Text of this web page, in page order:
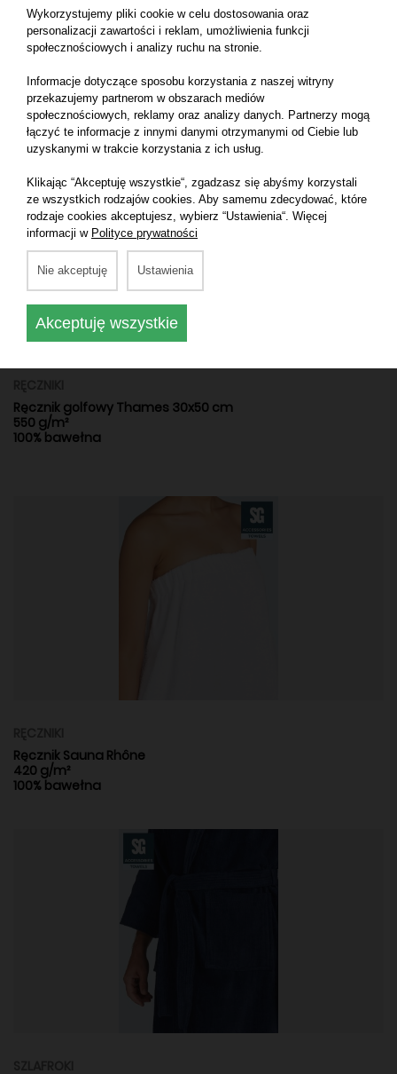
SZLAFROKI
Szlafrok kąpielowy Geneva 100% bawełna, 420 g/m²
Ręcznik golfowy Thames 30x50 cm
550 g/m²
100% bawełna
Ręcznik Sauna Rhône
420 g/m²
100% bawełna
Wykorzystujemy pliki cookie w celu dostosowania oraz
personalizacji zawartości i reklam, umożliwienia funkcji
społecznościowych i analizy ruchu na stronie.
Informacje dotyczące sposobu korzystania z naszej witryny
przekazujemy partnerom w obszarach mediów
społecznościowych, reklamy oraz analizy danych. Partnerzy mogą
łączyć te informacje z innymi danymi otrzymanymi od Ciebie lub
uzyskanymi w trakcie korzystania z ich usług.
Klikając “Akceptuję wszystkie“, zgadzasz się abyśmy korzystali
ze wszystkich rodzajów cookies. Aby samemu zdecydować, które
rodzaje cookies akceptujesz, wybierz “Ustawienia“. Więcej
informacji w Polityce prywatności
Nie akceptuję Ustawienia
Akceptuję wszystkie